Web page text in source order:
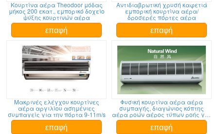
Κουρτίνα αέρα Theodoor μόδας
μήκος 200 εκατ., εμπορικό δοχείο
ψύξης κουρτινών αέρα
επαφή
Αντιδιαβρωτική χρυσή καφετιά
εμπορική κουρτίνα αέρα/
δροσερές πόρτες αέρα
επαφή
Μακρινές ελέγχου κουρτίνες
αέρα αργιλίου ασημένιες
συμπαγείς για την πόρτα 9-11m/s
επαφή
Φυσική κουρτίνα αέρα αέρα
συμπαγής, διαγώνιος κόπτης
αέρα ροών αέρος τύπων ροής για
την πόρτα
επαφή